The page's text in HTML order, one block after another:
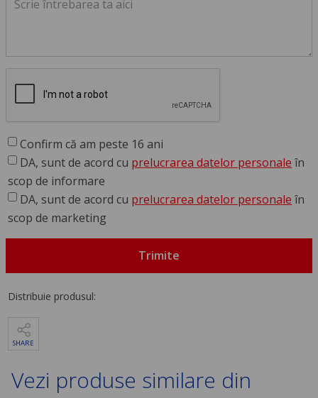
Confirm că am peste 16 ani
DA, sunt de acord cu prelucrarea datelor personale în
scop de informare
DA, sunt de acord cu prelucrarea datelor personale în
scop de marketing
Trimite
Distribuie produsul:
SHARE
Vezi produse similare din